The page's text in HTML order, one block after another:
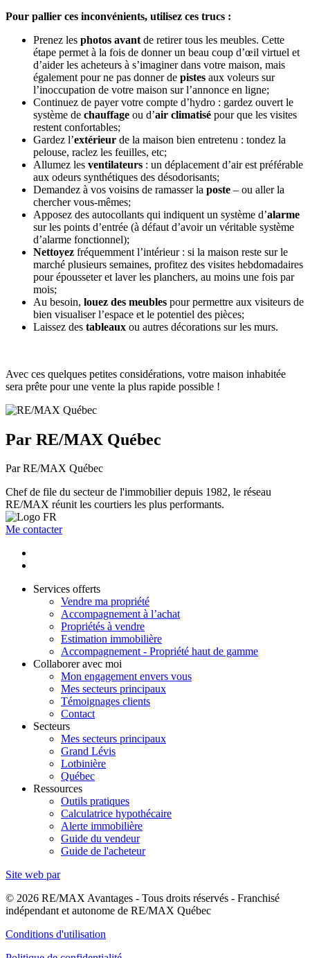
Pour pallier ces inconvénients, utilisez ces trucs :
Prenez les photos avant de retirer tous les meubles. Cette
étape permet à la fois de donner un beau coup d’œil virtuel et
d’aider les acheteurs à s’imaginer dans votre maison, mais
également pour ne pas donner de pistes aux voleurs sur
l’inoccupation de votre maison sur l’annonce en ligne;
Continuez de payer votre compte d’hydro : gardez ouvert le
système de chauffage ou d’air climatisé pour que les visites
restent confortables;
Gardez l’extérieur de la maison bien entretenu : tondez la
pelouse, raclez les feuilles, etc;
Allumez les ventilateurs : un déplacement d’air est préférable
aux odeurs synthétiques des désodorisants;
Demandez à vos voisins de ramasser la poste – ou aller la
chercher vous-mêmes;
Apposez des autocollants qui indiquent un système d’alarme
sur les points d’entrée (à défaut d’avoir un véritable système
d’alarme fonctionnel);
Nettoyez fréquemment l’intérieur : si la maison reste sur le
marché plusieurs semaines, profitez des visites hebdomadaires
pour épousseter et laver les planchers, au moins une fois par
mois;
Au besoin, louez des meubles pour permettre aux visiteurs de
bien visualiser l’espace et le potentiel des pièces;
Laissez des tableaux ou autres décorations sur les murs.
Avec ces quelques petites considérations, votre maison inhabitée
sera prête pour une vente la plus rapide possible !
Par RE/MAX Québec
Par RE/MAX Québec
Chef de file du secteur de l'immobilier depuis 1982, le réseau
RE/MAX réunit les courtiers les plus performants.
Me contacter
Services offerts
Vendre ma propriété
Accompagnement à l’achat
Propriétés à vendre
Estimation immobilière
Accompagnement - Propriété haut de gamme
Collaborer avec moi
Mon engagement envers vous
Mes secteurs principaux
Témoignages clients
Contact
Secteurs
Mes secteurs principaux
Grand Lévis
Lotbinière
Québec
Ressources
Outils pratiques
Calculatrice hypothécaire
Alerte immobilière
Guide du vendeur
Guide de l'acheteur
Site web par
© 2026 RE/MAX Avantages - Tous droits réservés - Franchisé
indépendant et autonome de RE/MAX Québec
Conditions d'utilisation